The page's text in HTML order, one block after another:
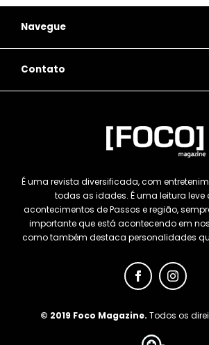
Navegue
Contato
É uma revista diversificada, com
todas as idades. É uma leitura leve
acontecimentos de Passos e região,
importante que está acontecendo em
como também destaca personalidades
© 2019 Foco Magazine. Todos os